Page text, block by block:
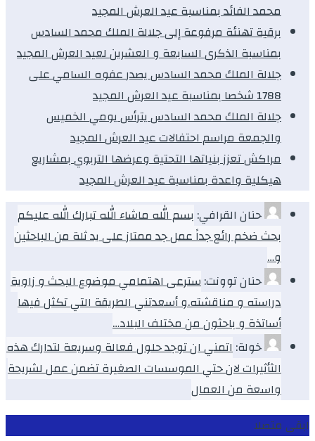
محمد الفائد بمناسبة عيد العرش المجيد
برقية تهنئة مرفوعة إلى جلالة الملك محمد السادس
بمناسبة الذكرى السابعة و العشرين لعيد العرش المجيد
جلالة الملك محمد السادس يصدر عفوه السامي على
1788 شخصا بمناسبة عيد العرش المجيد
جلالة الملك محمد السادس يترأس يومي الخميس
والجمعة مراسم احتفالات عيد العرش المجيد
مراكش تعزز بنياتها التحتية وعرضها التربوي بمشاريع
هيكلية واعدة بمناسبة عيد العرش المجيد
حنان القرافي: بسم الله ماشاء الله تبارك الله عليكم
بحث ضخم رائع جداً عمل جد ممتاز على يد ثلة من الباحثين
و…
حنان توونت:سترعى اهتمامي موضوع البحث و زاوية
دراسته و مناقشته.و أسعدتني الطريقة التي تكثل فيها
أساتذة و باحثون من مختلف البلاد…
خولة:اتمني ان توجد حلول فعالة وسريعة لتدارك هذه
الثأثيرات لان حتي الموسسات الصغيرة تضمن عمل لشريحة
واسعة من العمال
ابقى متصلا